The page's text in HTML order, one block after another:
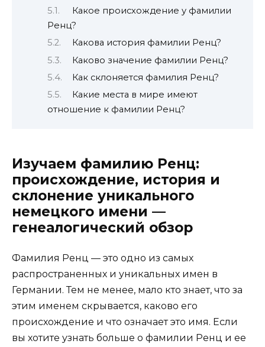
Какое происхождение у фамилии
Ренц?
Какова история фамилии Ренц?
Каково значение фамилии Ренц?
Как склоняется фамилия Ренц?
Какие места в мире имеют
отношение к фамилии Ренц?
Изучаем фамилию Ренц:
происхождение, история и
склонение уникального
немецкого имени —
генеалогический обзор
Фамилия Ренц — это одно из самых
распространенных и уникальных имен в
Германии. Тем не менее, мало кто знает, что за
этим именем скрывается, каково его
происхождение и что означает это имя. Если
вы хотите узнать больше о фамилии Ренц и ее